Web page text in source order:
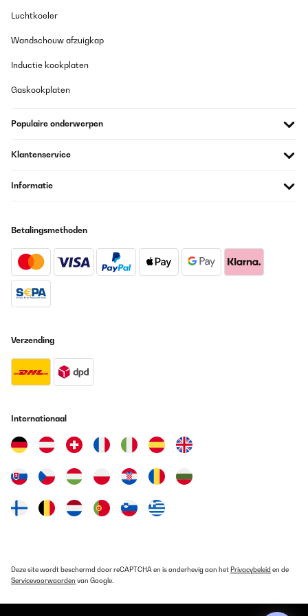
Correspond à mes attentes et emballage soigné
Utilisateur d'Amazon
GECONTROLEERDE BEOORDELING
Gerne wieder
GECONTROLEERDE BEOORDELING
Austellen, oder Aufhängen. Schnelle Lieferung, gute Qualität
Amazon-Benutzer
war oder ob es vorher schon defekt war: leider ist die Halterung
abgebrochen mit der ich das bild hinstellen kann. Ich habe ihn
Trotzdem behalten da ich den Bilderrahmen gür ein Geschenk
benötigte. Da das Bild auch eine Aufhängung für die Wand hat
02/01/2024
Luchtkoeler
Wandschouw afzuigkap
Inductie kookplaten
Gaskookplaten
Populaire onderwerpen
Klantenservice
Informatie
Betalingsmethoden
Verzending
Internationaal
Deze site wordt beschermd door reCAPTCHA en is onderhevig aan het Privacybeleid en de
Servicevoorwaarden van Google.